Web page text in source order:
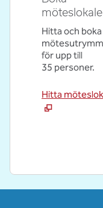
Hitta och boka
för upp till
35 personer.
Hitta